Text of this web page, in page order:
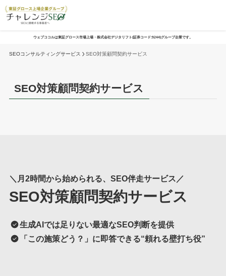
ウェブココルは東証グロース市場上場・株式会社デジタリフト(証券コード:9244)グループ企業です。
SEOコンサルティングサービス SEO対策顧問契約サービス
SEO対策顧問契約サービス
＼ 月2時間から始められる、SEO伴走サービス ／
SEO対策顧問契約サービス
生成AIでは足りない最適なSEO判断を提供
「この施策どう？」に即答できる“頼れる壁打ち役”